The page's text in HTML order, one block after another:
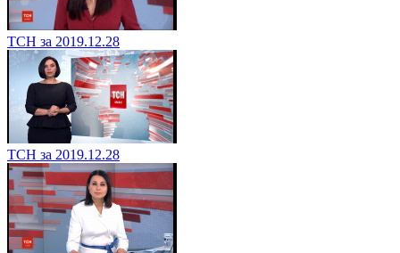
ТСН за 2019.12.28
ТСН за 2019.12.28